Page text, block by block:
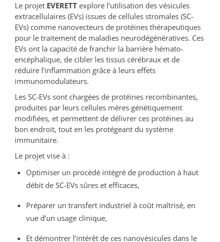
Le projet EVERETT explore l’utilisation des vésicules
extracellulaires (EVs) issues de cellules stromales (SC-
EVs) comme nanovecteurs de protéines thérapeutiques
pour le traitement de maladies neurodégénératives. Ces
EVs ont la capacité de franchir la barrière hémato-
encéphalique, de cibler les tissus cérébraux et de
réduire l’inflammation grâce à leurs effets
immunomodulateurs.
Les SC-EVs sont chargées de protéines recombinantes,
produites par leurs cellules mères génétiquement
modifiées, et permettent de délivrer ces protéines au
bon endroit, tout en les protégeant du système
immunitaire.
Le projet vise à :
Optimiser un procédé intégré de production à haut
débit de SC-EVs sûres et efficaces,
Préparer un transfert industriel à coût maîtrisé, en
vue d’un usage clinique,
Et démontrer l’intérêt de ces nanovésicules dans le